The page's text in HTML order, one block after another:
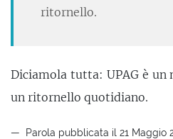
ritornello.
Diciamola tutta: UPAG è
un ritornello quotidiano.
Parola pubblicata il 21 Maggio